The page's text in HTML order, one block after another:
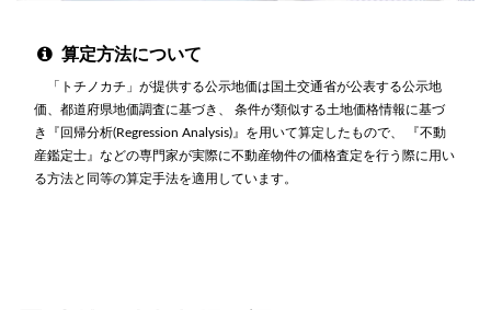
算定方法について
「トチノカチ」が提供する公示地価は国土交通省が公表する公示地
価、都道府県地価調査に基づき、 条件が類似する土地価格情報に基づ
き『回帰分析(Regression Analysis)』を用いて算定したもので、 『不動
産鑑定士』などの専門家が実際に不動産物件の価格査定を行う際に用い
る方法と同等の算定手法を適用しています。